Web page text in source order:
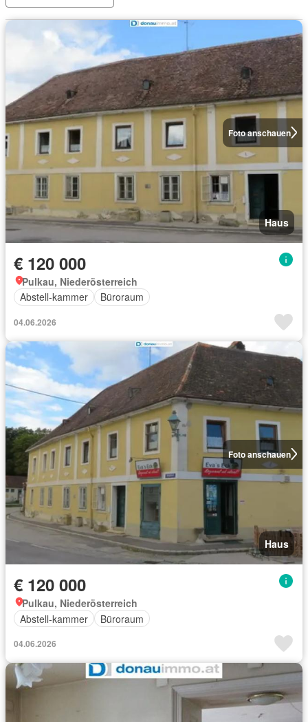
Foto anschauen
Haus
€ 120 000
Pulkau, Niederösterreich
Abstell-kammer
Büroraum
04.06.2026
Foto anschauen
Haus
€ 120 000
Pulkau, Niederösterreich
Abstell-kammer
Büroraum
04.06.2026